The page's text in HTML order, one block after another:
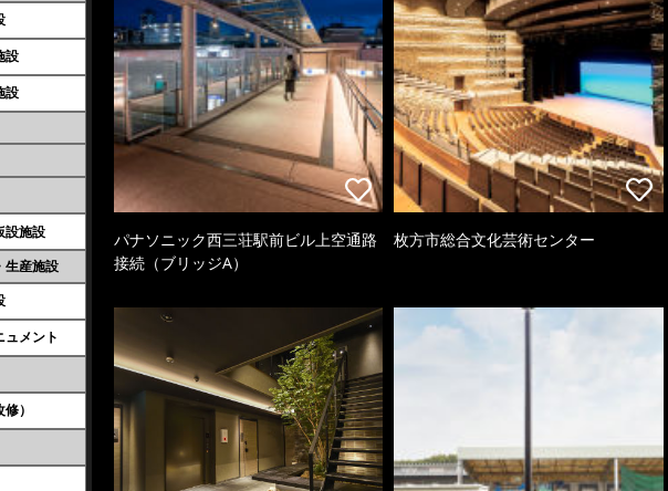
設
設
設施設
生産施設
ュメント
）
パナソニック西三荘駅前ビル上空通路
接続（ブリッジA）
枚方市総合文化芸術センター